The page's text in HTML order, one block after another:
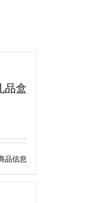
品盒
品信息